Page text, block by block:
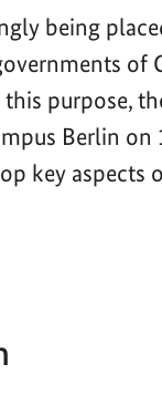
being
of
purpose,
Berlin on
key aspects